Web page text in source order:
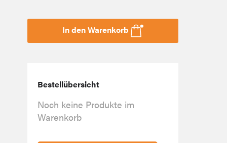
In den Warenkorb
Bestellübersicht
Noch keine Produkte im
Warenkorb